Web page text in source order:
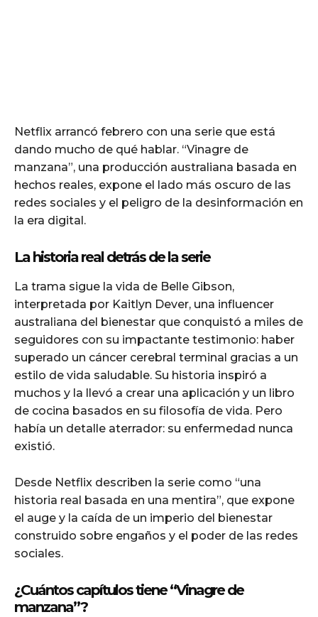
Netflix arrancó febrero con una serie que está
dando mucho de qué hablar. “Vinagre de
manzana”, una producción australiana basada en
hechos reales, expone el lado más oscuro de las
redes sociales y el peligro de la desinformación en
la era digital.
La historia real detrás de la serie
La trama sigue la vida de Belle Gibson,
interpretada por Kaitlyn Dever, una influencer
australiana del bienestar que conquistó a miles de
seguidores con su impactante testimonio: haber
superado un cáncer cerebral terminal gracias a un
estilo de vida saludable. Su historia inspiró a
muchos y la llevó a crear una aplicación y un libro
de cocina basados en su filosofía de vida. Pero
había un detalle aterrador: su enfermedad nunca
existió.
Desde Netflix describen la serie como “una
historia real basada en una mentira”, que expone
el auge y la caída de un imperio del bienestar
construido sobre engaños y el poder de las redes
sociales.
¿Cuántos capítulos tiene “Vinagre de
manzana”?